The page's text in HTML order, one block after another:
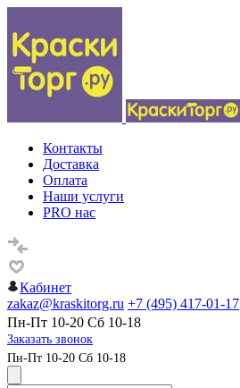
Контакты
Доставка
Оплата
Наши услуги
PRO нас
Кабинет
zakaz@kraskitorg.ru +7 (495) 417-01-17
Пн-Пт 10-20 Сб 10-18
Заказать звонок
Пн-Пт 10-20 Сб 10-18